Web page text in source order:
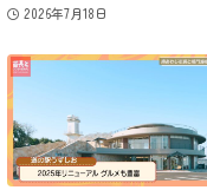
2026年7月18日